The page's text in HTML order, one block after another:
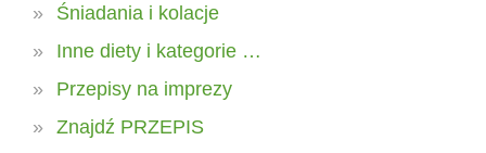
Śniadania i kolacje
Inne diety i kategorie …
Przepisy na imprezy
Znajdź PRZEPIS